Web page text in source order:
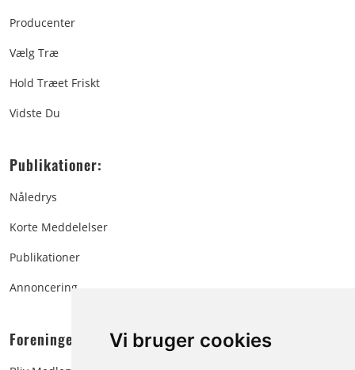
Vi bruger cookies
Producenter
Vælg Træ
Hold Træet Friskt
Vidste Du
Publikationer:
Nåledrys
Korte Meddelelser
Publikationer
Annoncering
Foreningen: